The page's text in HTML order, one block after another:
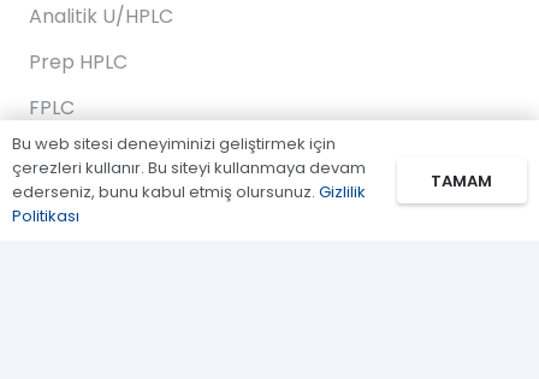
Analitik U/HPLC
Prep HPLC
FPLC
Gaz Kromatografi
Standartlar/Reaktifler
Bu web sitesi deneyiminizi geliştirmek için
çerezleri kullanır. Bu siteyi kullanmaya devam
ederseniz, bunu kabul etmiş olursunuz. Gizlilik
Politikası
TAMAM